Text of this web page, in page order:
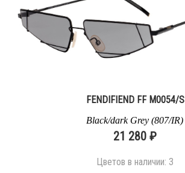
FENDIFIEND FF M0054/S
Black/dark Grey (807/IR)
21 280 ₽
Цветов в наличии: 3